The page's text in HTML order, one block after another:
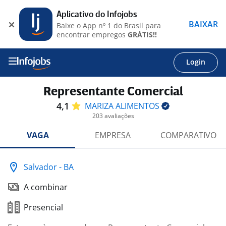
Login
Representante Comercial
4,1 MARIZAALIMENTOS
203 avaliações
VAGA EMPRESA COMPARATIVO
Salvador - BA
A combinar
Presencial
Aplicativo do Infojobs
Baixe o App nº 1 do Brasil para
encontrar empregos GRÁTIS!!
BAIXAR